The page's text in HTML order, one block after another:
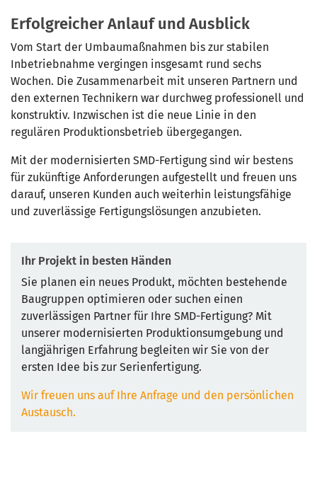
Erfolgreicher Anlauf und Ausblick
Vom Start der Umbaumaßnahmen bis zur stabilen
Inbetriebnahme vergingen insgesamt rund sechs
Wochen. Die Zusammenarbeit mit unseren Partnern und
den externen Technikern war durchweg professionell und
konstruktiv. Inzwischen ist die neue Linie in den
regulären Produktionsbetrieb übergegangen.
Mit der modernisierten SMD-Fertigung sind wir bestens
für zukünftige Anforderungen aufgestellt und freuen uns
darauf, unseren Kunden auch weiterhin leistungsfähige
und zuverlässige Fertigungslösungen anzubieten.
Ihr Projekt in besten Händen
Sie planen ein neues Produkt, möchten bestehende
Baugruppen optimieren oder suchen einen
zuverlässigen Partner für Ihre SMD-Fertigung? Mit
unserer modernisierten Produktionsumgebung und
langjährigen Erfahrung begleiten wir Sie von der
ersten Idee bis zur Serienfertigung.
Wir freuen uns auf Ihre Anfrage und den persönlichen
Austausch.